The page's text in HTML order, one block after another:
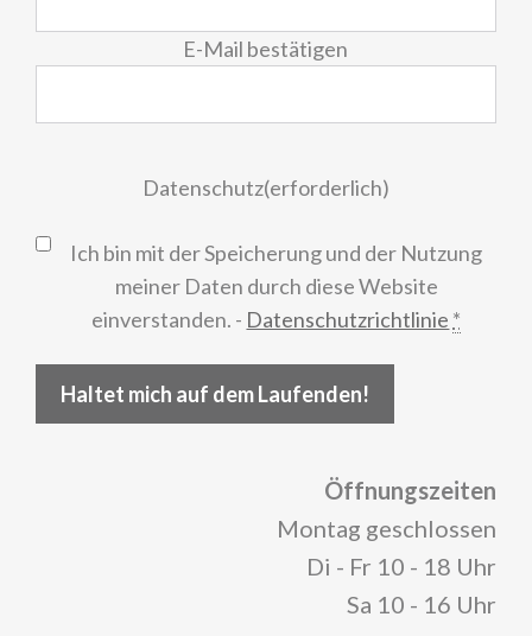
E-Mail bestätigen
Datenschutz(erforderlich)
Ich bin mit der Speicherung und der Nutzung
meiner Daten durch diese Website
einverstanden. - Datenschutzrichtlinie *
Haltet mich auf dem Laufenden!
Öffnungszeiten
Montag geschlossen
Di - Fr 10 - 18 Uhr
Sa 10 - 16 Uhr